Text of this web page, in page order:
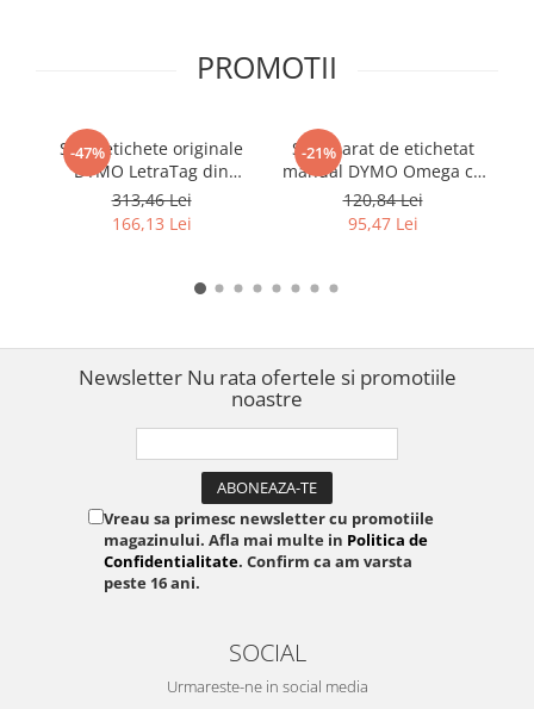
accesorii
Dalti electricieni si punctatoare
PROMOTII
-47%
Set 5 etichete originale
DYMO LetraTag din
plastic argintiu metalizat
12 mm pentru receptii,
birouri si identificare
313,46 Lei
166,13 Lei
-21%
Set aparat de etichetat
manual DYMO Omega cu
3 benzi embosabile
asortate suplimentare
roz, argintiu și furnir
organizare acasă, la birou
120,84 Lei
95,47 Lei
Newsletter Nu rata ofertele si promotiile
noastre
Vreau sa primesc newsletter cu promotiile
magazinului. Afla mai multe in Politica de
Confidentialitate. Confirm ca am varsta
peste 16 ani.
SOCIAL
Urmareste-ne in social media